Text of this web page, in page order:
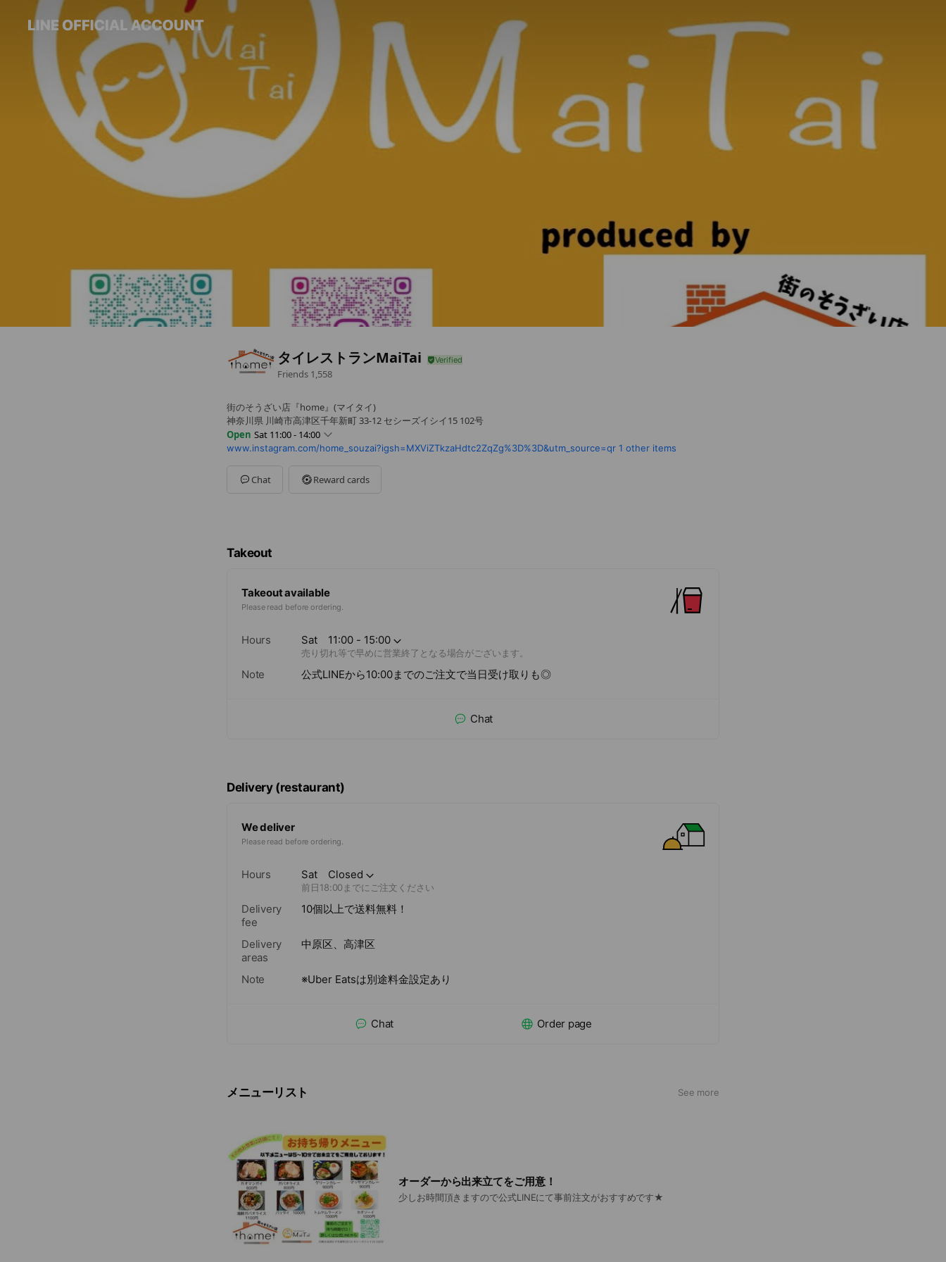
タイレストランMaiTai
Friends 1,558
街のそうざい店『home』(マイタイ)
神奈川県 川崎市高津区千年新町 33-12 セシーズイシイ15 102号
Open Sat 11:00 - 14:00
SunClosed
Tue11:00 - 14:00
www.instagram.com/home_souzai?igsh=MXViZTkzaHdtc2ZqZg%3D%3D&utm_source=qr 1 other items
Chat Reward cards
Takeout
Takeout available
Please read before ordering.
Hours Sat 11:00 - 15:00
売り切れ等で早めに営業終了となる場合がございます。
Note 公式LINEから10:00までのご注文で当日受け取りも◎
Chat
Delivery (restaurant)
We deliver
Please read before ordering.
Hours Sat Closed
前日18:00までにご注文ください
Delivery
fee
10個以上で送料無料！
Delivery
areas
中原区、高津区
Note ※Uber Eatsは別途料金設定あり
Chat Order page
メニューリスト See more
オーダーから出来立てをご用意！
少しお時間頂きますので公式LINEにて事前注文がおすすめです★